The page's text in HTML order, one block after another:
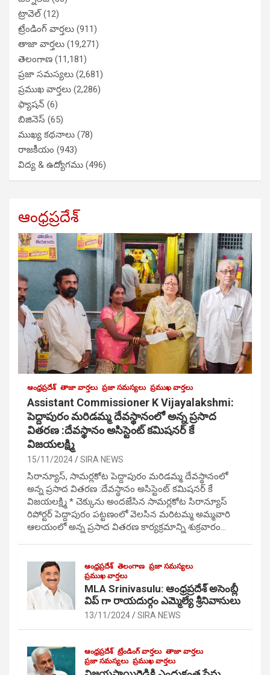
ట్రావెల్(12)
ట్రేండింగ్ వార్తలు (911)
తాజా వార్తలు (19,271)
తెలంగాణ (11,181)
ప్రజా సమస్యలు (2,681)
ప్రముఖ వార్తలు (2,286)
ఫ్యాషన్ (6)
బిజినెస్ (65)
ముఖ్య కథనాలు (78)
రాజకీయం (943)
విద్య & ఉద్యోగము (496)
ఆంధ్రప్రదేశ్
ఆంధ్రప్రదేశ్ తాజా వార్తలు ప్రజా సమస్యలు ప్రముఖ వార్తలు
Assistant Commissioner K Vijayalakshmi:
పెద్దాపురం మరిడమ్మ దేవస్థానంలో అన్న ప్రసాద
వితరణ :దేవస్థానం అసిస్టెంట్ కమిషనర్ కే
విజయలక్ష్మి
15/11/2024 SIRA NEWS
సిరాన్యూస్, సామర్లకోట పెద్దాపురం మరిడమ్మ దేవస్థానంలో
అన్న ప్రసాద వితరణ :దేవస్థానం అసిస్టెంట్ కమిషనర్ కే
విజయలక్ష్మి * చెక్కును అందజేసిన సామర్లకోట సిరాన్యూస్
రిపోర్టర్ పెద్దాపురం పట్టణంలో వెలసిన మరిటమ్మ అమ్మవారి
ఆలయంలో అన్న ప్రసాద వితరణ కార్యక్రమాన్ని శుక్రవారం…
ఆంధ్రప్రదేశ్ తెలంగాణ ప్రజా సమస్యలు
ప్రముఖ వార్తలు
MLA Srinivasulu: ఆంధ్రప్రదేశ్ అసెంబ్లీ
విప్ గా రాయదుర్గం ఎమ్మెల్యే శ్రీనివాసులు
13/11/2024 SIRA NEWS
ఆంధ్రప్రదేశ్ ట్రేండింగ్ వార్తలు తాజా వార్తలు
ప్రజా సమస్యలు ప్రముఖ వార్తలు